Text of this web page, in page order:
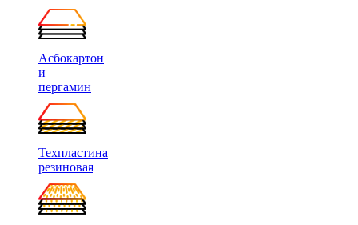
Асбокартон
и
пергамин
Техпластина
резиновая